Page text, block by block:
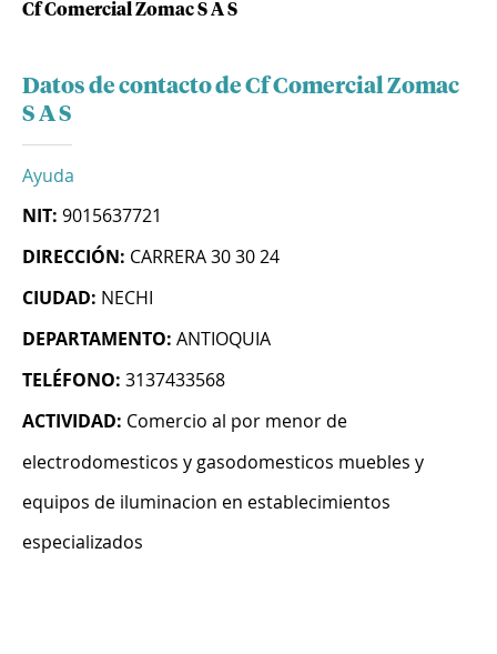
Cf Comercial Zomac S A S
Datos de contacto de Cf Comercial Zomac
S A S
Ayuda
NIT: 9015637721
DIRECCIÓN: CARRERA 30 30 24
CIUDAD: NECHI
DEPARTAMENTO: ANTIOQUIA
TELÉFONO: 3137433568
ACTIVIDAD: Comercio al por menor de
electrodomesticos y gasodomesticos muebles y
equipos de iluminacion en establecimientos
especializados